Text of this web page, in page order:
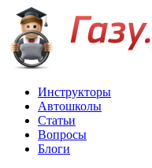
Инструкторы
Автошколы
Статьи
Вопросы
Блоги